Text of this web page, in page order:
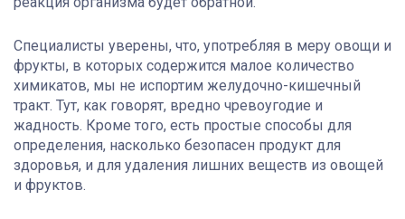
Специалисты уверены, что, употребляя в меру овощи и
фрукты, в которых содержится малое количество
химикатов, мы не испортим желудочно-кишечный
тракт. Тут, как говорят, вредно чревоугодие и
жадность. Кроме того, есть простые способы для
определения, насколько безопасен продукт для
здоровья, и для удаления лишних веществ из овощей
и фруктов.